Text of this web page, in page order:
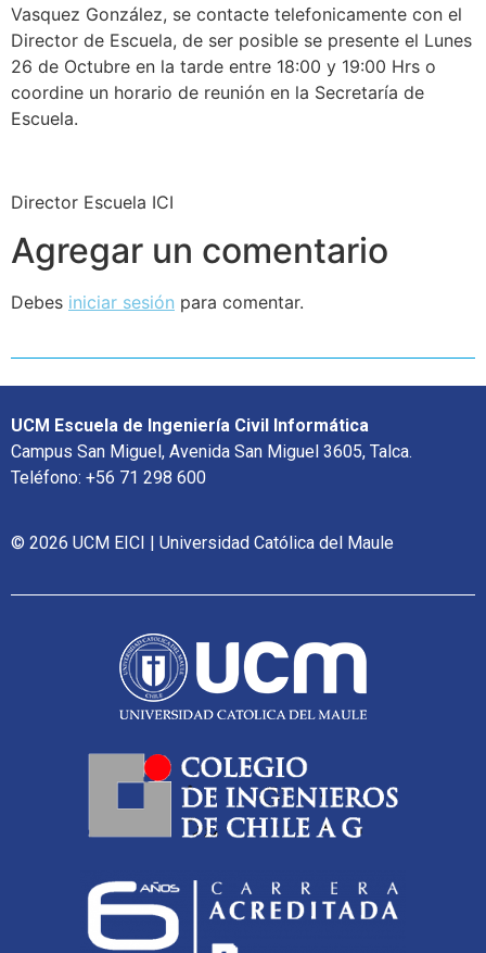
Vasquez González, se contacte telefonicamente con el
Director de Escuela, de ser posible se presente el Lunes
26 de Octubre en la tarde entre 18:00 y 19:00 Hrs o
coordine un horario de reunión en la Secretaría de
Escuela.
Director Escuela ICI
Agregar un comentario
Debes iniciar sesión para comentar.
UCM Escuela de Ingeniería Civil Informática
Campus San Miguel, Avenida San Miguel 3605, Talca.
Teléfono: +56 71 298 600
© 2026 UCM EICI | Universidad Católica del Maule